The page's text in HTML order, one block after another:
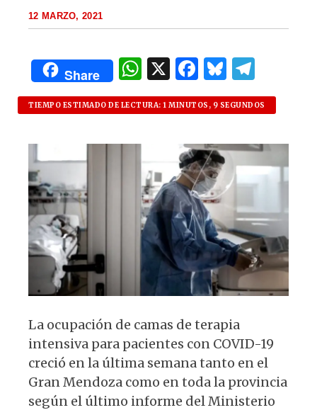
12 MARZO, 2021
Share
W
h
at
p
p
X F
a
c
e
b
o
o
k
B
lu
es
k
y
el
e
g
ra
m
TIEMPO ESTIMADO DE LECTURA: 1 MINUTOS, 9 SEGUNDOS
La ocupación de camas de terapia
intensiva para pacientes con COVID-19
creció en la última semana tanto en el
Gran Mendoza como en toda la provincia
según el último informe del Ministerio